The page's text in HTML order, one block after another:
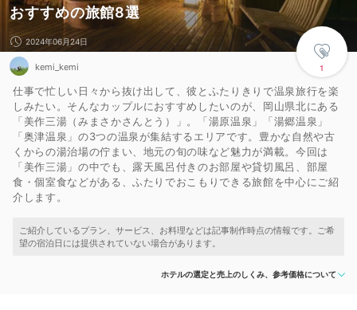
おすすめの旅館8選
1
2024年06月24日
kemi_kemi
仕事で忙しい日々から抜け出して、彼とふたりきりで温泉旅行を楽
しみたい。そんなカップルにおすすめしたいのが、岡山県北にある
「美作三湯（みまさかさんとう）」。「湯原温泉」「湯郷温泉」
「奥津温泉」の3つの温泉が集結するエリアです。豊かな自然や古
くからの湯治場の佇まい、地元の旬の味など魅力が満載。今回は
「美作三湯」の中でも、露天風呂付きのお部屋や貸切風呂、部屋
食・個室食などがある、ふたりでおこもりできる旅館を中心にご紹
介します。
ホテルの選定と売上のしくみ、参考価格について